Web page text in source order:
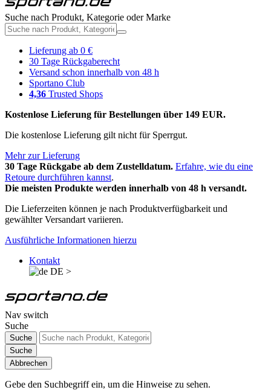
Suche nach Produkt, Kategorie oder Marke
Lieferung ab 0 €
30 Tage Rückgaberecht
Versand schon innerhalb von 48 h
Sportano Club
4,36 Trusted Shops
Kostenlose Lieferung für Bestellungen über 149 EUR.
Die kostenlose Lieferung gilt nicht für Sperrgut.
Mehr zur Lieferung
30 Tage Rückgabe ab dem Zustelldatum. Erfahre, wie du eine
Retoure durchführen kannst.
Die meisten Produkte werden innerhalb von 48 h versandt.
Die Lieferzeiten können je nach Produktverfügbarkeit und
gewählter Versandart variieren.
Ausführliche Informationen hierzu
Kontakt
DE >
Nav switch
Suche
Suche
Suche
Abbrechen
Gebe den Suchbegriff ein, um die Hinweise zu sehen.